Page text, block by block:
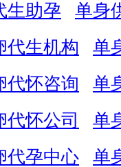
生助孕
单身
代生机构
单
代怀咨询
单
代怀公司
单
代孕中心
单